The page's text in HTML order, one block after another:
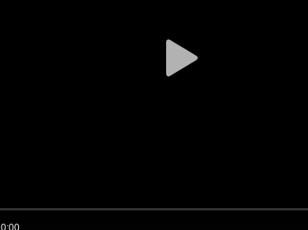
Play
0:00